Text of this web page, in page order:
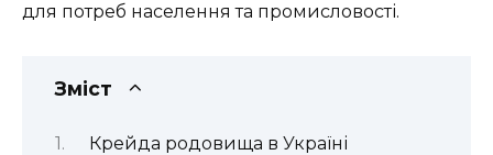
для потреб населення та промисловості.
Зміст
Крейда родовища в Україні